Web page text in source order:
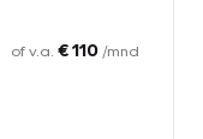
of v.a. € 110 /mnd